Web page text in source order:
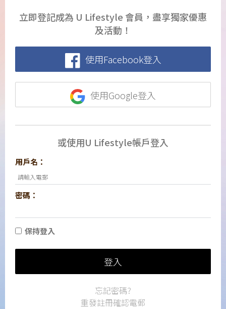
立即登記成為 U Lifestyle 會員，盡享獨家優惠
及活動！
使用Facebook登入
使用Google登入
或使用U Lifestyle帳戶登入
用戶名：
密碼：
保持登入
登入
忘記密碼?
重發註冊確認電郵